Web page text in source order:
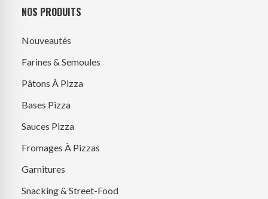
NOS PRODUITS
Nouveautés
Farines & Semoules
Pâtons À Pizza
Bases Pizza
Sauces Pizza
Fromages À Pizzas
Garnitures
Snacking & Street-Food